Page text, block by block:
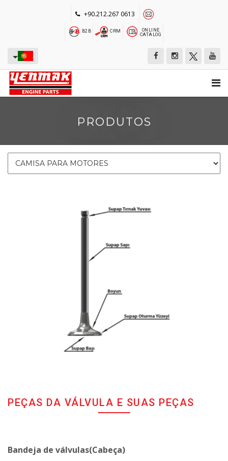
+90.212.267 0613
B2B CRM
ONLINE
CATALOG
PRODUTOS
PEÇAS DA VÁLVULA E SUAS PEÇAS
Bandeja de válvulas(Cabeça)